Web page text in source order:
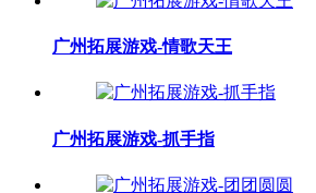
广州拓展游戏-情歌天王
广州拓展游戏-抓手指